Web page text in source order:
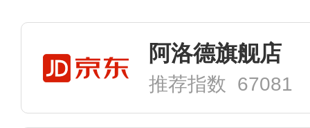
阿洛德旗舰店
推荐指数 67081